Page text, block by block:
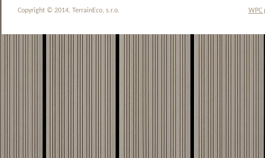
WPC
Copyright © 2014, TerrainEco, s.r.o.